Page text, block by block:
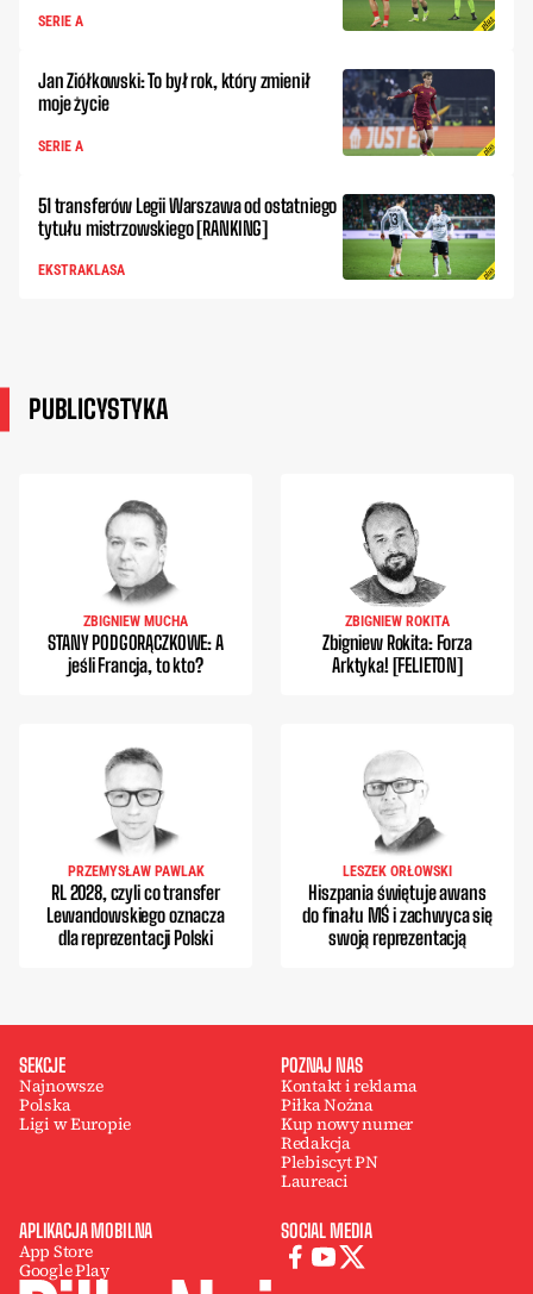
SERIE A
Jan Ziółkowski: To był rok, który zmienił
moje życie
SERIE A
51 transferów Legii Warszawa od ostatniego
tytułu mistrzowskiego [RANKING]
EKSTRAKLASA
PUBLICYSTYKA
ZBIGNIEW MUCHA
STANY PODGORĄCZKOWE: A
jeśli Francja, to kto?
ZBIGNIEW ROKITA
Zbigniew Rokita: Forza
Arktyka! [FELIETON]
PRZEMYSŁAW PAWLAK
RL 2028, czyli co transfer
Lewandowskiego oznacza
dla reprezentacji Polski
LESZEK ORŁOWSKI
Hiszpania świętuje awans
do finału MŚ i zachwyca się
swoją reprezentacją
SEKCJE
Najnowsze
Polska
Ligi w Europie
POZNAJ NAS
Kontakt i reklama
Piłka Nożna
Kup nowy numer
Redakcja
Plebiscyt PN
Laureaci
APLIKACJA MOBILNA
App Store
Google Play
SOCIAL MEDIA